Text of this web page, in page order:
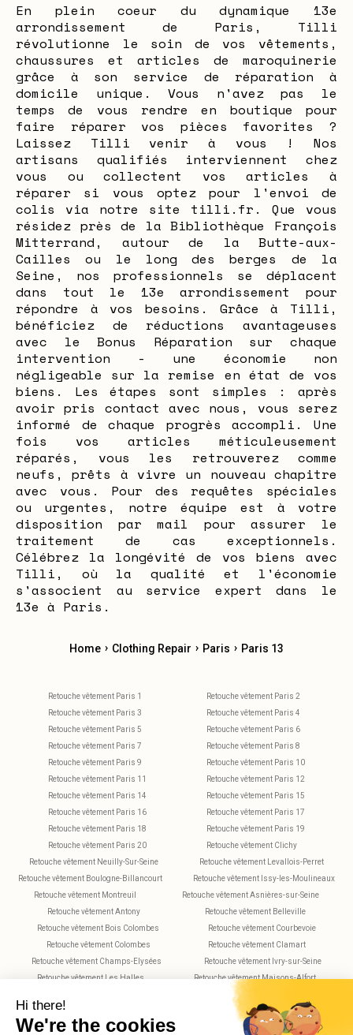
En plein coeur du dynamique 13e
arrondissement de Paris, Tilli
révolutionne le soin de vos vêtements,
chaussures et articles de maroquinerie
grâce à son service de réparation à
domicile unique. Vous n'avez pas le
temps de vous rendre en boutique pour
faire réparer vos pièces favorites ?
Laissez Tilli venir à vous ! Nos
artisans qualifiés interviennent chez
vous ou collectent vos articles à
réparer si vous optez pour l'envoi de
colis via notre site tilli.fr. Que vous
résidez près de la Bibliothèque François
Mitterrand, autour de la Butte-aux-
Cailles ou le long des berges de la
Seine, nos professionnels se déplacent
dans tout le 13e arrondissement pour
répondre à vos besoins. Grâce à Tilli,
bénéficiez de réductions avantageuses
avec le Bonus Réparation sur chaque
intervention - une économie non
négligeable sur la remise en état de vos
biens. Les étapes sont simples : après
avoir pris contact avec nous, vous serez
informé de chaque progrès accompli. Une
fois vos articles méticuleusement
réparés, vous les retrouverez comme
neufs, prêts à vivre un nouveau chapitre
avec vous. Pour des requêtes spéciales
ou urgentes, notre équipe est à votre
disposition par mail pour assurer le
traitement de cas exceptionnels.
Célébrez la longévité de vos biens avec
Tilli, où la qualité et l'économie
s'associent au service expert dans le
13e à Paris.
Home › Clothing Repair › Paris › Paris 13
Retouche vêtement Paris 1
Retouche vêtement Paris 2
Retouche vêtement Paris 3
Retouche vêtement Paris 4
Retouche vêtement Paris 5
Retouche vêtement Paris 6
Retouche vêtement Paris 7
Retouche vêtement Paris 8
Retouche vêtement Paris 9
Retouche vêtement Paris 10
Retouche vêtement Paris 11
Retouche vêtement Paris 12
Retouche vêtement Paris 14
Retouche vêtement Paris 15
Retouche vêtement Paris 16
Retouche vêtement Paris 17
Retouche vêtement Paris 18
Retouche vêtement Paris 19
Retouche vêtement Paris 20
Retouche vêtement Clichy
Retouche vêtement Neuilly-Sur-Seine
Retouche vêtement Levallois-Perret
Retouche vêtement Boulogne-Billancourt
Retouche vêtement Issy-les-Moulineaux
Retouche vêtement Montreuil
Retouche vêtement Asnières-sur-Seine
Retouche vêtement Antony
Retouche vêtement Belleville
Retouche vêtement Bois Colombes
Retouche vêtement Courbevoie
Retouche vêtement Colombes
Retouche vêtement Clamart
Retouche vêtement Champs-Elysées
Retouche vêtement Ivry-sur-Seine
Retouche vêtement Les Halles
Retouche vêtement Maisons-Alfort
Retouche vêtement Nanterre
Retouche vêtement Plaisance
Retouche vêtement Saint-Maur-des-Fossés
Retouche vêtement Rueil-Malmaison
Retouche vêtement Rochechouart